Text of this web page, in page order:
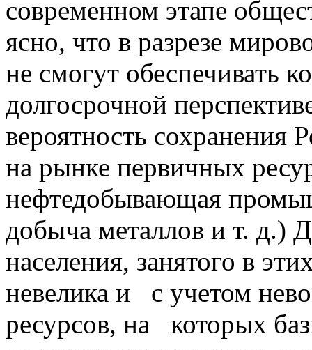
современном этапе
ясно, что в разрезе
не смогут обеспечивать
долгосрочной
вероятность
на рынке первичных
нефтедобывающая
добыча металлов и т. д.)
населения, занятого в
невелика и с учетом
ресурсов, на которых